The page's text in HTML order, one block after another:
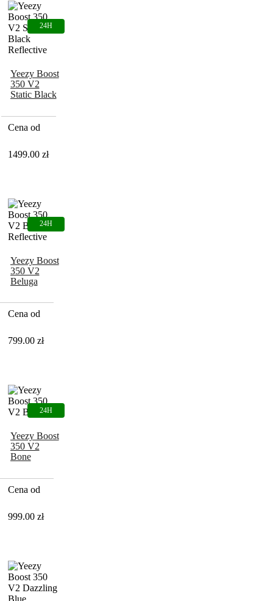
Yeezy Boost
350 V2
Static Black
Cena od
1499.00 zł
Yeezy Boost
350 V2
Beluga
Cena od
799.00 zł
Yeezy Boost
350 V2
Bone
Cena od
999.00 zł